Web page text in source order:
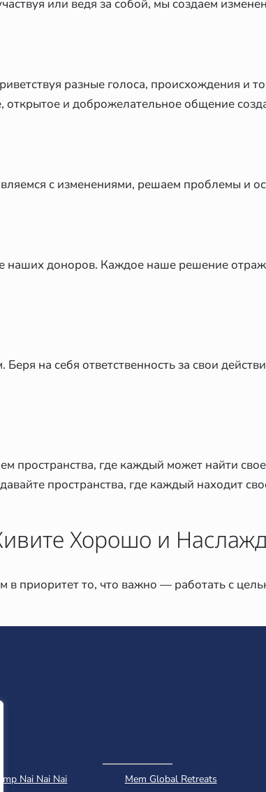
или ведя за собой, мы создаем
разные голоса, происхождения и
и доброжелательное общение
с изменениями, решаем проблемы и
доноров. Каждое наше решение
на себя ответственность за свои
пространства, где каждый может найти
пространства, где каждый находит
Хорошо и
приоритет то, что важно — работать с
Nai Nai Nai Mem Global Retreats